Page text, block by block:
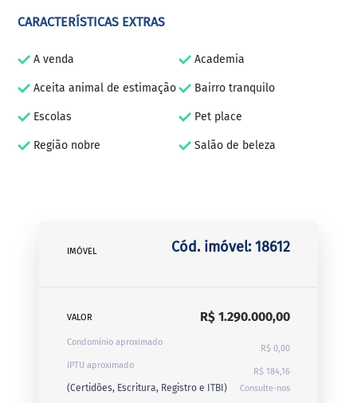
CARACTERÍSTICAS EXTRAS
A venda Academia
Aceita animal de estimação Bairro tranquilo
Escolas Pet place
Região nobre Salão de beleza
IMÓVEL Cód. imóvel: 18612
VALOR R$ 1.290.000,00
Condomínio aproximado
R$ 0,00
IPTU aproximado
R$ 184,16
(Certidões, Escritura, Registro e ITBI) Consulte-nos